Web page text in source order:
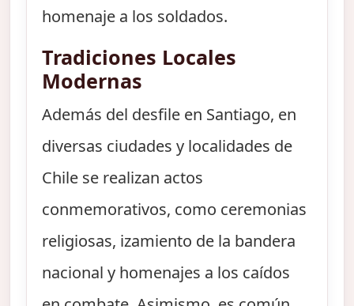
homenaje a los soldados.
Tradiciones Locales
Modernas
Además del desfile en Santiago, en
diversas ciudades y localidades de
Chile se realizan actos
conmemorativos, como ceremonias
religiosas, izamiento de la bandera
nacional y homenajes a los caídos